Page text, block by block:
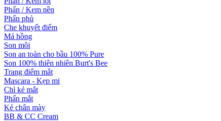
Phấn / Kem nền
Phấn phủ
Che khuyết điểm
Má hồng
Son môi
Son an toàn cho bầu 100% Pure
Son 100% thiên nhiên Burt's Bee
Trang điểm mắt
Mascara - Kẹp mi
Chì kẻ mắt
Phấn mắt
Kẻ chân mày
BB & CC Cream